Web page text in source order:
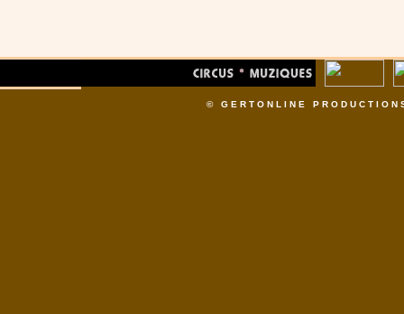
© GERTONLINE